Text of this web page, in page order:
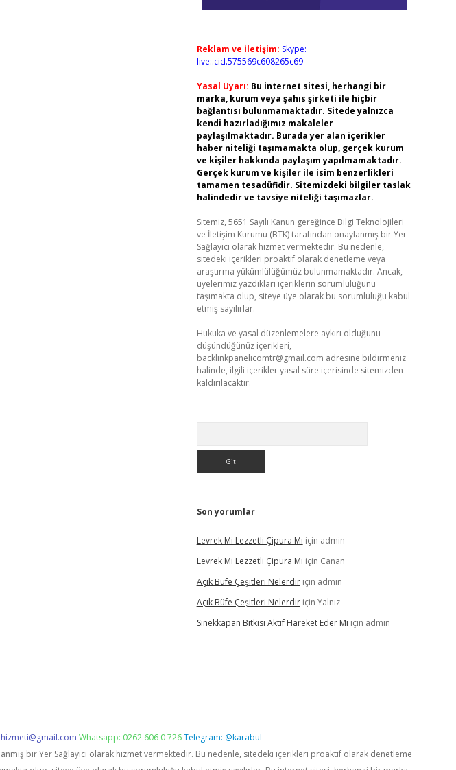
Reklam ve İletişim: Skype:
live:.cid.575569c608265c69
Yasal Uyarı: Bu internet sitesi, herhangi bir
marka, kurum veya şahıs şirketi ile hiçbir
bağlantısı bulunmamaktadır. Sitede yalnızca
kendi hazırladığımız makaleler
paylaşılmaktadır. Burada yer alan içerikler
haber niteliği taşımamakta olup, gerçek kurum
ve kişiler hakkında paylaşım yapılmamaktadır.
Gerçek kurum ve kişiler ile isim benzerlikleri
tamamen tesadüfidir. Sitemizdeki bilgiler taslak
halindedir ve tavsiye niteliği taşımazlar.
Sitemiz, 5651 Sayılı Kanun gereğince Bilgi Teknolojileri
ve İletişim Kurumu (BTK) tarafından onaylanmış bir Yer
Sağlayıcı olarak hizmet vermektedir. Bu nedenle,
sitedeki içerikleri proaktif olarak denetleme veya
araştırma yükümlülüğümüz bulunmamaktadır. Ancak,
üyelerimiz yazdıkları içeriklerin sorumluluğunu
taşımakta olup, siteye üye olarak bu sorumluluğu kabul
etmiş sayılırlar.
Hukuka ve yasal düzenlemelere aykırı olduğunu
düşündüğünüz içerikleri,
backlinkpanelicomtr@gmail.com adresine bildirmeniz
halinde, ilgili içerikler yasal süre içerisinde sitemizden
kaldırılacaktır.
Son yorumlar
Levrek Mi Lezzetli Çipura Mı için admin
Levrek Mi Lezzetli Çipura Mı için Canan
Açık Büfe Çeşitleri Nelerdiriçin admin
Açık Büfe Çeşitleri Nelerdiriçin Yalnız
Sinekkapan Bitkisi Aktif Hareket Eder Mi için admin
Whatsapp: 0262 606 0 726Telegram: @karabul
bir Yer Sağlayıcı olarak hizmet vermektedir. Bu nedenle, sitedeki içerikleri proaktif olarak denetleme